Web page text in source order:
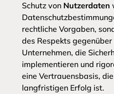
Schutz von Nutzerdaten
rechtliche Vorgaben,
des Respekts
Unternehmen, die
implementieren und
eine Vertrauensbasis,
langfristigen Erfolg ist.